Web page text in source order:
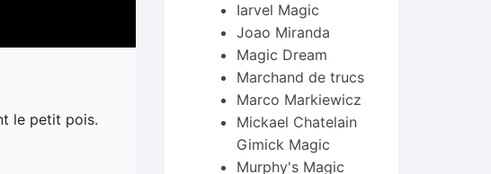
le petit pois.
Iarvel Magic
Joao Miranda
Magic Dream
Marchand de trucs
Marco Markiewicz
Mickael Chatelain
Gimick Magic
Murphy's Magic